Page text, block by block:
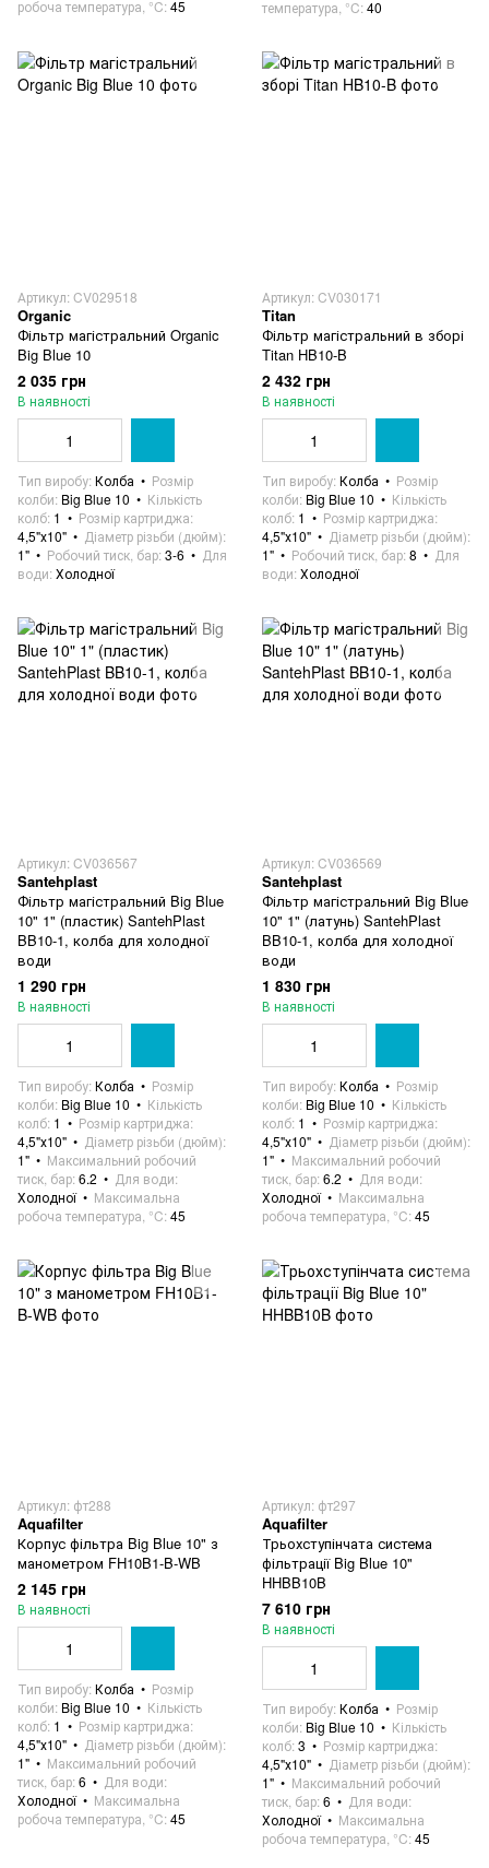
робоча температура, °C 45
температура, °C 40
Артикул: CV029518
Organic
Фільтр магістральний Organic
Big Blue 10
2 035 грн
В наявності
Тип виробу Колба
Розмір
колби Big Blue 10
Кількість
колб 1
Розмір картриджа
4,5"х10"
Діаметр різьби (дюйм)
1"
Робочий тиск, бар 3-6
Для
води Холодної
Артикул: CV030171
Titan
Фільтр магістральний в зборі
Titan HB10-B
2 432 грн
В наявності
Тип виробу Колба
Розмір
колби Big Blue 10
Кількість
колб 1
Розмір картриджа
4,5"х10"
Діаметр різьби (дюйм)
1"
Робочий тиск, бар 8
Для
води Холодної
Артикул: CV036567
Santehplast
Фільтр магістральний Big Blue
10" 1" (пластик) SantehPlast
BB10-1, колба для холодної
води
1 290 грн
В наявності
Тип виробу Колба
Розмір
колби Big Blue 10
Кількість
колб 1
Розмір картриджа
4,5"х10"
Діаметр різьби (дюйм)
1"
Максимальний робочий
тиск, бар 6.2
Для води
Холодної
Максимальна
робоча температура, °C 45
Артикул: CV036569
Santehplast
Фільтр магістральний Big Blue
10" 1" (латунь) SantehPlast
BB10-1, колба для холодної
води
1 830 грн
В наявності
Тип виробу Колба
Розмір
колби Big Blue 10
Кількість
колб 1
Розмір картриджа
4,5"х10"
Діаметр різьби (дюйм)
1"
Максимальний робочий
тиск, бар 6.2
Для води
Холодної
Максимальна
робоча температура, °C 45
Артикул: фт288
Aquafilter
Корпус фільтра Big Blue 10" з
манометром FH10B1-B-WB
2 145 грн
В наявності
Тип виробу Колба
Розмір
колби Big Blue 10
Кількість
колб 1
Розмір картриджа
4,5"х10"
Діаметр різьби (дюйм)
1"
Максимальний робочий
тиск, бар 6
Для води
Холодної
Максимальна
робоча температура, °C 45
Артикул: фт297
Aquafilter
Трьохступінчата система
фільтрації Big Blue 10"
HHBB10B
7 610 грн
В наявності
Тип виробу Колба
Розмір
колби Big Blue 10
Кількість
колб 3
Розмір картриджа
4,5"х10"
Діаметр різьби (дюйм)
1"
Максимальний робочий
тиск, бар 6
Для води
Холодної
Максимальна
робоча температура, °C 45